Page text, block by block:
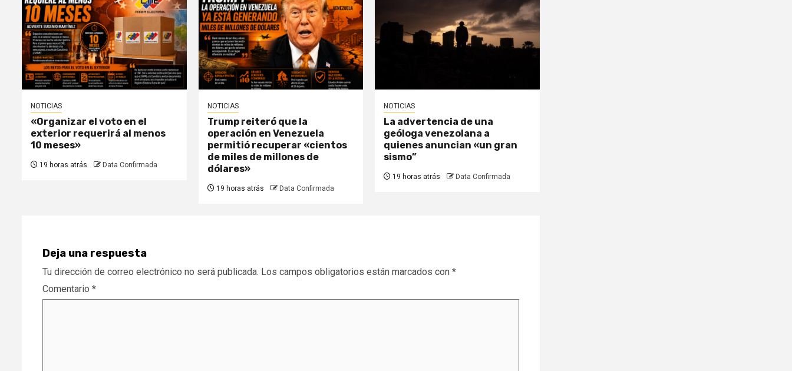
NOTICIAS
«Organizar el voto en el
exterior requerirá al menos
10 meses»
19 horas atrás Data Confirmada
NOTICIAS
Trump reiteró que la
operación en Venezuela
permitió recuperar «cientos
de miles de millones de
dólares»
19 horas atrás Data Confirmada
NOTICIAS
La advertencia de una
geóloga venezolana a
quienes anuncian «un gran
sismo”
19 horas atrás Data Confirmada
Deja una respuesta
Tu dirección de correo electrónico no será publicada. Los campos obligatorios están marcados con *
Comentario *